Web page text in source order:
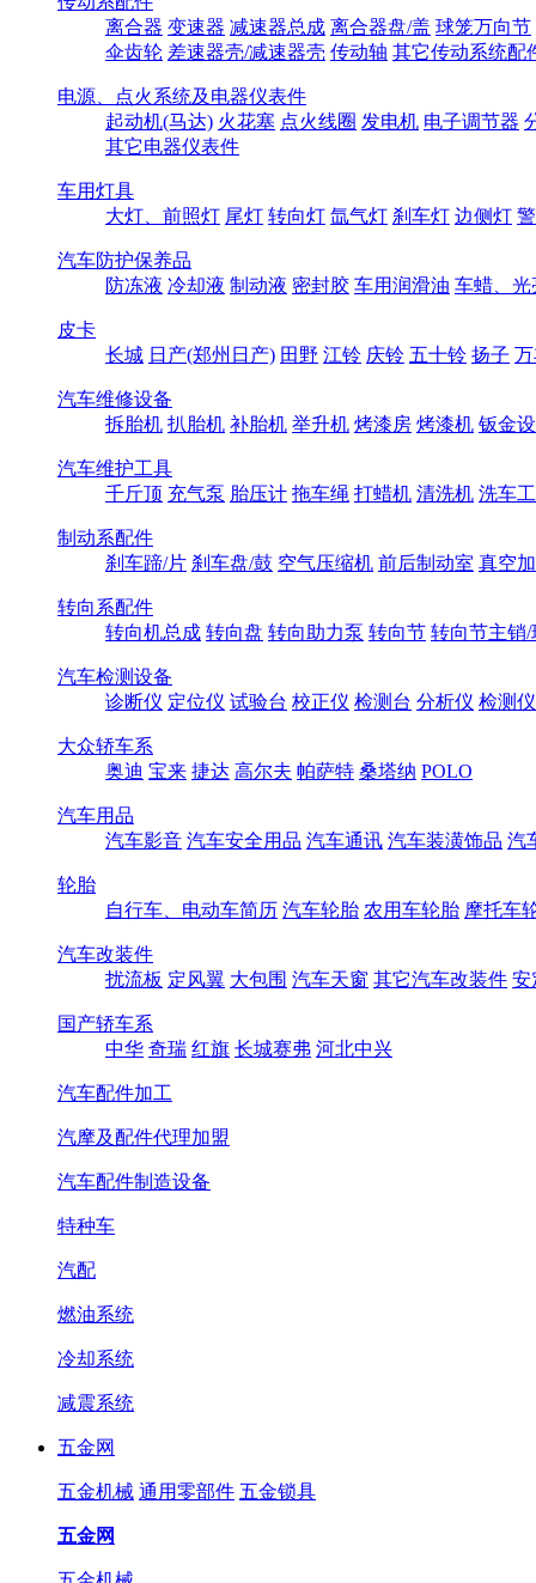
离合器 变速器 减速器总成 离合器盘/盖 球笼万向节
伞齿轮 差速器壳/减速器壳 传动轴 其它传动系统配
电源、点火系统及电器仪表件
起动机(马达) 火花塞 点火线圈 发电机 电子调节器
其它电器仪表件
车用灯具
大灯、前照灯 尾灯 转向灯 氙气灯 刹车灯 边侧灯
汽车防护保养品
防冻液 冷却液 制动液 密封胶 车用润滑油 车蜡、光
皮卡
长城 日产(郑州日产) 田野 江铃 庆铃 五十铃 扬子
汽车维修设备
拆胎机 扒胎机 补胎机 举升机 烤漆房 烤漆机 钣金
汽车维护工具
千斤顶 充气泵 胎压计 拖车绳 打蜡机 清洗机 洗车
制动系配件
刹车蹄/片 刹车盘/鼓 空气压缩机 前后制动室 真空
转向系配件
转向机总成 转向盘 转向助力泵 转向节 转向节主销/
汽车检测设备
诊断仪 定位仪 试验台 校正仪 检测台 分析仪 检测仪
大众轿车系
奥迪 宝来 捷达 高尔夫 帕萨特 桑塔纳 POLO
汽车用品
汽车影音 汽车安全用品 汽车通讯 汽车装潢饰品 汽
轮胎
自行车、电动车简历 汽车轮胎 农用车轮胎 摩托车
汽车改装件
扰流板 定风翼 大包围 汽车天窗 其它汽车改装件 安
国产轿车系
中华 奇瑞 红旗 长城赛弗 河北中兴
汽车配件加工
汽摩及配件代理加盟
汽车配件制造设备
特种车
汽配
燃油系统
冷却系统
减震系统
五金网
五金机械 通用零部件 五金锁具
五金网